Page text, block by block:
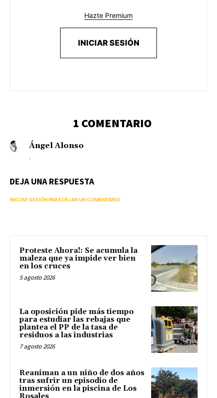
Hazte Premium
INICIAR SESIÓN
1 COMENTARIO
Ángel Alonso
.
DEJA UNA RESPUESTA
INICIAR SESIÓN PARA DEJAR UN COMENTARIO
Proteste Ahora!: Se acumula la
maleza que ya impide ver bien
en los cruces
5 agosto 2026
La oposición pide más tiempo
para estudiar las rebajas que
plantea el PP de la tasa de
residuos a las industrias
7 agosto 2026
Reaniman a un niño de dos años
tras sufrir un episodio de
inmersión en la piscina de Los
Rosales